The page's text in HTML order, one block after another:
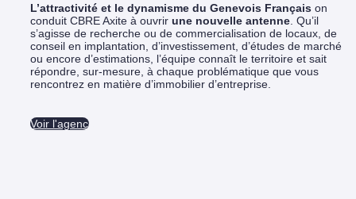
L’attractivité et le dynamisme du Genevois Français on
conduit CBRE Axite à ouvrir une nouvelle antenne Qu’il
s’agisse de recherche ou de commercialisation de locaux, de
conseil en implantation, d’investissement, d’études de marché
ou encore d’estimations, l’équipe connaît le territoire et sait
répondre, sur-mesure, à chaque problématique que vous
rencontrez en matière d’immobilier d’entreprise.
Voir l'agence